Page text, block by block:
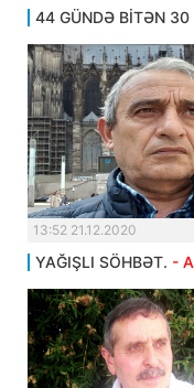
44 GÜNDƏ BİTƏN 30
13:52 21.12.2020
YAĞIŞLI SÖHBƏT. -